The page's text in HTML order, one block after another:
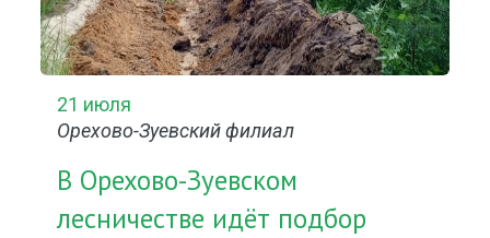
21 июля
Орехово-Зуевский филиал
В Орехово-Зуевском
лесничестве идёт подбор